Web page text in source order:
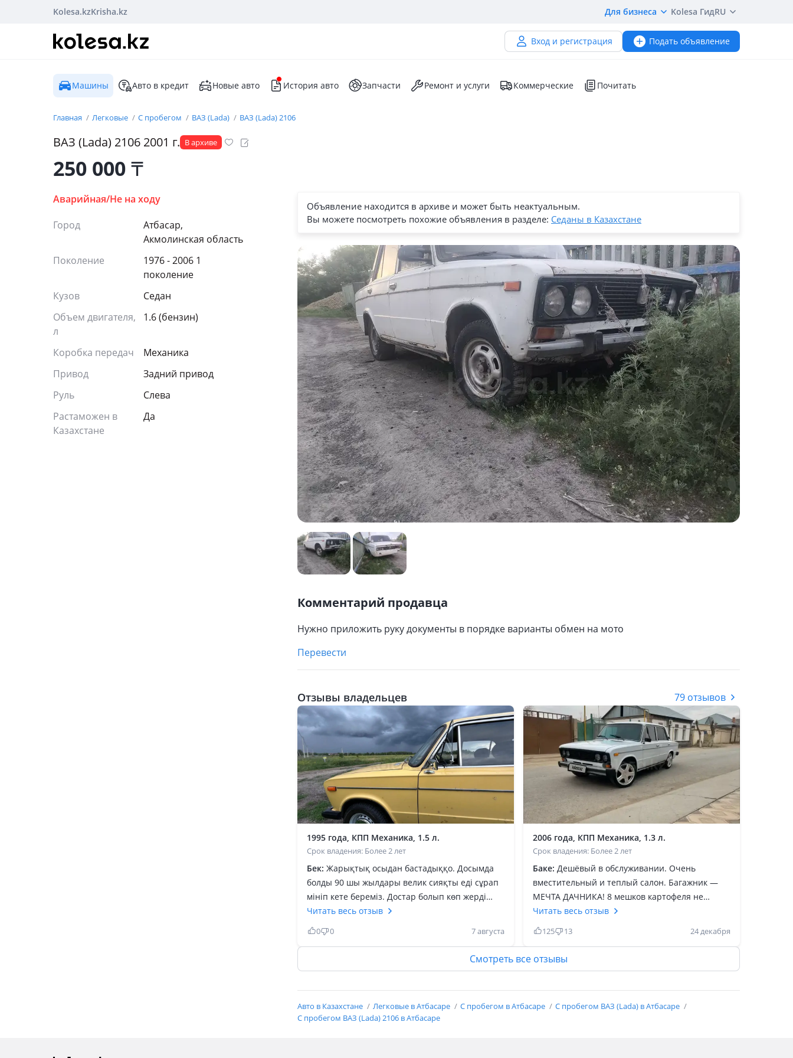
Kolesa.kzKrisha.kz Для бизнеса Kolesa ГидRU
Вход и регистрация Подать объявление
Машины Авто в кредит Новые авто История авто Запчасти Ремонт и услуги Коммерческие Почитать
Главная Легковые С пробегом ВАЗ (Lada) ВАЗ (Lada) 2106
ВАЗ (Lada) 2106 2001 г. В архиве
250 000₸
Аварийная/Не на ходу
Город
Атбасар,
Акмолинская область
Поколение
1976 - 2006 1
поколение
Кузов
Седан
Объем двигателя,
л
1.6 (бензин)
Коробка передач
Механика
Привод
Задний привод
Руль
Слева
Растаможен в
Казахстане
Да
Объявление находится в архиве и может быть неактуальным.
Вы можете посмотреть похожие объявления в разделе: Седаны в Казахстане
Комментарий продавца
Нужно приложить руку документы в порядке варианты обмен на мото
Перевести
Отзывы владельцев 79 отзывов
1995 года, КПП Механика, 1.5 л.
Срок владения: Более 2 лет
Бек: Жарықтық осыдан бастадыққо. Досымда
болды 90 шы жылдары велик сияқты еді сұрап
мініп кете береміз. Достар болып көп жерді
араладық. Талай аварияғада түстік.
Аударылдық, соқтық. Жөндеп аламыз жабылып.
Кейіндеу менде алдым. Содан басталдығо.
Кейін түр түрін міндік бұйырғанын. Кезінде
құятынбыз қызған кезде, әлі есте. Бұл шохамен
қалған естеліктер көпқо жастық шақтан.
Читать весь отзыв
0 0 7 августа
2006 года, КПП Механика, 1.3 л.
Срок владения: Более 2 лет
Баке: Дешёвый в обслуживании. Очень
вместительный и теплый салон. Багажник —
МЕЧТА ДАЧНИКА! 8 мешков картофеля не
предел=) а сзади в салоне можно саженцы в
полный рост возить не боясь повредить
побеги. Замечательная проходимость, хоть на
данный автомобиль не совсем лохматых годов
Читать весь отзыв
125 13 24 декабря
Смотреть все отзывы
Авто в Казахстане Легковые в Атбасаре С пробегом в Атбасаре
С пробегом ВАЗ (Lada) в Атбасаре
С пробегом ВАЗ (Lada) 2106 в Атбасаре